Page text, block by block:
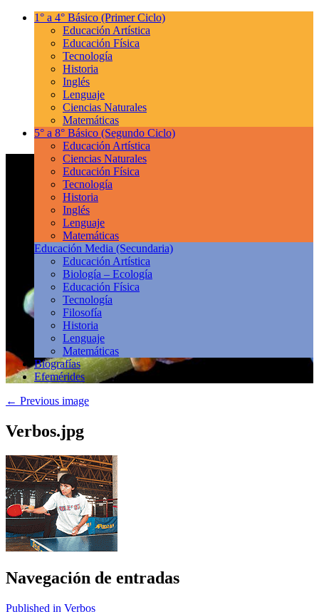
1° a 4° Básico (Primer Ciclo)
Educación Artística
Educación Física
Tecnología
Historia
Inglés
Lenguaje
Ciencias Naturales
Matemáticas
5° a 8° Básico (Segundo Ciclo)
Educación Artística
Ciencias Naturales
Educación Física
Tecnología
Historia
Inglés
Lenguaje
Matemáticas
Educación Media (Secundaria)
Educación Artística
Biología – Ecología
Educación Física
Tecnología
Filosofía
Historia
Lenguaje
Matemáticas
Biografías
Efemérides
← Previous image
Verbos.jpg
Navegación de entradas
Published in Verbos